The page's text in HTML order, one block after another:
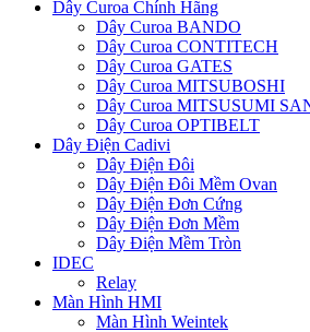
Dây Curoa Chính Hãng
Dây Curoa BANDO
Dây Curoa CONTITECH
Dây Curoa GATES
Dây Curoa MITSUBOSHI
Dây Curoa MITSUSUMI
Dây Curoa OPTIBELT
Dây Điện Cadivi
Dây Điện Đôi
Dây Điện Đôi Mềm Ovan
Dây Điện Đơn Cứng
Dây Điện Đơn Mềm
Dây Điện Mềm Tròn
IDEC
Relay
Màn Hình HMI
Màn Hình Weintek